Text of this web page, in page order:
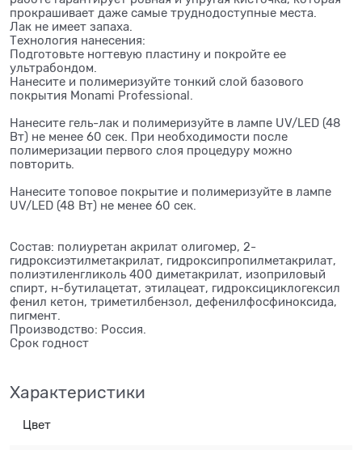
прокрашивает даже самые труднодоступные места.
Лак не имеет запаха.
Технология нанесения:
Подготовьте ногтевую пластину и покройте ее
ультрабондом.
Нанесите и полимеризуйте тонкий слой базового
покрытия Monami Professional.
Нанесите гель-лак и полимеризуйте в лампе UV/LED (48
Вт) не менее 60 сек. При необходимости после
полимеризации первого слоя процедуру можно
повторить.
Нанесите топовое покрытие и полимеризуйте в лампе
UV/LED (48 Вт) не менее 60 сек.
Состав: полиуретан акрилат олигомер, 2-
гидроксиэтилметакрилат, гидроксипропилметакрилат,
полиэтиленгликоль 400 диметакрилат, изоприловый
спирт, н-бутилацетат, этилацеат, гидроксициклогексил
фенил кетон, триметилбензол, дефенилфосфиноксида,
пигмент.
Производство: Россия.
Срок годност
Характеристики
Цвет